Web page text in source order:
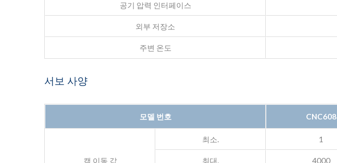
공기 압력 인터페이스
외부 저장소
주변 온도
서보 사양
모델 번호 CNC608
캠 이동 값
최소. 1
최대. 4000